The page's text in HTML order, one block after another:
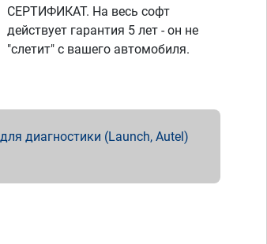
СЕРТИФИКАТ. На весь софт
действует гарантия 5 лет - он не
"слетит" с вашего автомобиля.
диагностики (Launch, Autel)